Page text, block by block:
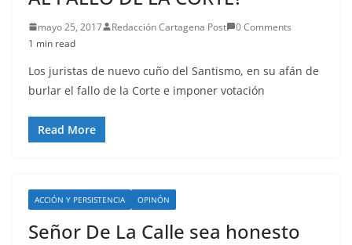
mayo 25, 2017 Redacción Cartagena Post
0 Comments
1 min read
Los juristas de nuevo cuño del Santismo, en su afán de
burlar el fallo de la Corte e imponer votación
Read More
ACCIÓN Y PERSISTENCIA OPINÓN
Señor De La Calle sea honesto